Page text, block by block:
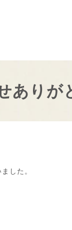
ありが
した。